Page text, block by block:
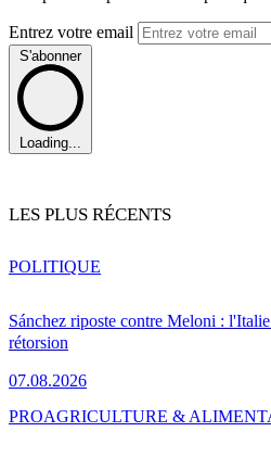
Entrez votre email
S'abonner
Loading...
LES PLUS RÉCENTS
Sánchez riposte contre Meloni : l'Italie
rétorsion
07.08.2026
POLITIQUE
PROAGRICULTURE &